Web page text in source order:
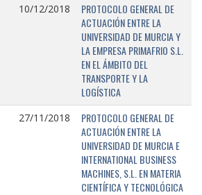
10/12/2018
PROTOCOLO GENERAL DE
ACTUACIÓN ENTRE LA
UNIVERSIDAD DE MURCIA Y
LA EMPRESA PRIMAFRIO S.L.
EN EL ÁMBITO DEL
TRANSPORTE Y LA
LOGÍSTICA
27/11/2018
PROTOCOLO GENERAL DE
ACTUACIÓN ENTRE LA
UNIVERSIDAD DE MURCIA E
INTERNATIONAL BUSINESS
MACHINES, S.L. EN MATERIA
CIENTÍFICA Y TECNOLÓGICA